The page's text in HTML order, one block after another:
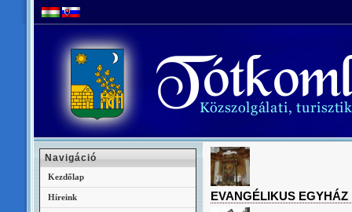
EVANGÉLIKUS
Navigáció
Kezdőlap
Híreink